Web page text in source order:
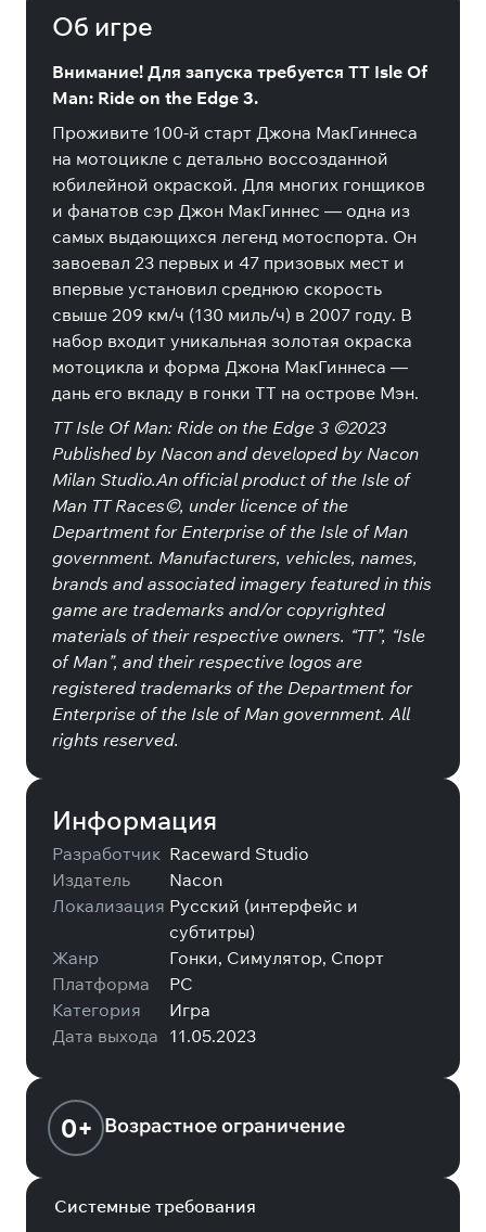
Об игре
Внимание! Для запуска требуется TT Isle Of
Man: Ride on the Edge 3.
Проживите 100-й старт Джона МакГиннеса
на мотоцикле с детально воссозданной
юбилейной окраской. Для многих гонщиков
и фанатов сэр Джон МакГиннес — одна из
самых выдающихся легенд мотоспорта. Он
завоевал 23 первых и 47 призовых мест и
впервые установил среднюю скорость
свыше 209 км/ч (130 миль/ч) в 2007 году. В
набор входит уникальная золотая окраска
мотоцикла и форма Джона МакГиннеса —
дань его вкладу в гонки TT на острове Мэн.
TT Isle Of Man: Ride on the Edge 3 ©2023
Published by Nacon and developed by Nacon
Milan Studio.An official product of the Isle of
Man TT Races©, under licence of the
Department for Enterprise of the Isle of Man
government. Manufacturers, vehicles, names,
brands and associated imagery featured in this
game are trademarks and/or copyrighted
materials of their respective owners. “TT”, “Isle
of Man”, and their respective logos are
registered trademarks of the Department for
Enterprise of the Isle of Man government. All
rights reserved.
Информация
Разработчик Raceward Studio
Издатель
Nacon
Локализация Русский (интерфейс и
субтитры)
Жанр
Гонки, Симулятор, Спорт
Платформа
PC
Категория
Игра
Дата выхода 11.05.2023
0+ Возрастное ограничение
Системные требования